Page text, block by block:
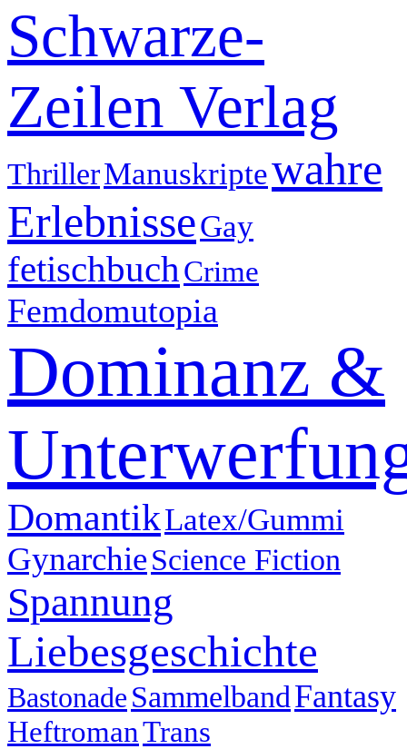
Schwarze-
Zeilen Verlag
ThrillerManuskriptewahre
ErlebnisseGay
fetischbuchCrime
Femdomutopia
Dominanz &
DomantikLatex/Gummi
GynarchieScience Fiction
Spannung
Liebesgeschichte
BastonadeSammelbandFantasy
HeftromanTrans